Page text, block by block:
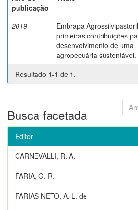
publicação
2019
Embrapa
primeiras contribuições
desenvolvimento de uma
agropecuária sustentável.
Resultado 1-1 de 1.
Busca facetada
Editor
CARNEVALLI, R. A.
FARIA, G. R.
FARIAS NETO, A. L. de